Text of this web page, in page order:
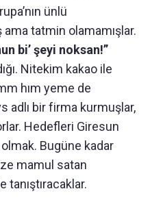
ünlü
tatmin olamamışlar.
bi’ şeyi noksan!”
Nitekim kakao ile
hım yeme de
adlı bir firma kurmuşlar,
Hedefleri Giresun
Bugüne kadar
mamul satan
tanıştıracaklar.